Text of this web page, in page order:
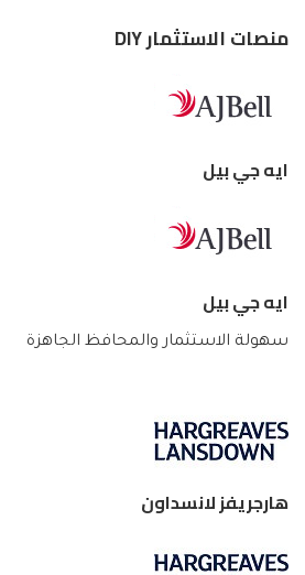
منصات الاستثمار DIY
ايه جي بيل
ايه جي بيل
سهولة الاستثمار والمحافظ الجاهزة
هارجريفز لانسداون